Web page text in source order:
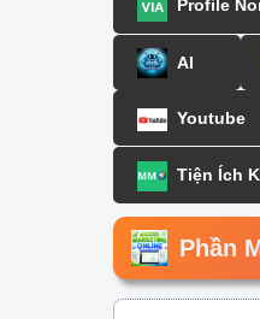
Profile
AI
Youtube
Tiện Ích
Phần